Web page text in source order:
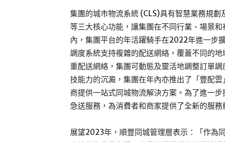
集團的城市物流系統 (CLS)具有智慧業務規
等三大核心功能，讓集團在不同行業、場景
內，集團平台的年活躍騎手在2022年進一步
調度系統支持複雜的配送網絡，覆蓋不同的
重配送網絡，集團可動態及靈活地調整訂單
技能力的沉澱，集團在年內亦推出了「豐配
商提供一站式同城物流解決方案。為了進一
急送服務，為消費者和商家提供了全新的服務
展望2023年，順豐同城管理層表示：「作為